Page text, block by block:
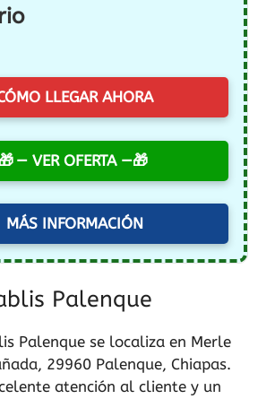
LLEGAR AHORA
— VER OFERTA —
MÁS INFORMACIÓN
Palenque
Palenque se localiza en Merle
29960 Palenque, Chiapas.
atención al cliente y un